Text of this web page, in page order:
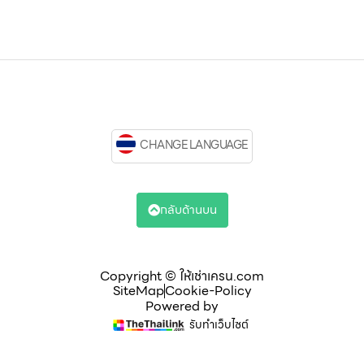
Copyright © ให้เช่าเครน.com
SiteMapCookie-Policy
Powered by
รับทำเว็บไซต์
CHANGE LANGUAGE
กลับด้านบน